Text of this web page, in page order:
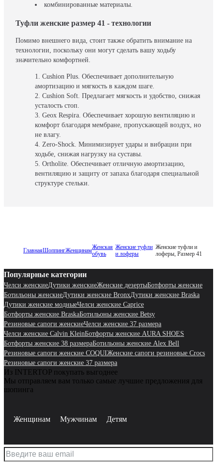
комбинированные материалы.
Туфли женские размер 41 - технологии
Помимо внешнего вида, стоит также обратить внимание на
технологии, поскольку они могут сделать вашу ходьбу
значительно комфортней.
Cushion Plus. Обеспечивает дополнительную
амортизацию и мягкость в каждом шаге.
Cushion Soft. Предлагает мягкость и удобство, снижая
усталость стоп.
Geox Respira. Обеспечивает хорошую вентиляцию и
комфорт благодаря мембране, пропускающей воздух, но
не влагу.
Zero-Shock. Минимизирует удары и вибрации при
ходьбе, снижая нагрузку на суставы.
Ortholite. Обеспечивает отличную амортизацию,
вентиляцию и защиту от запаха благодаря специальной
структуре стельки.
ГлавнаяШоппингЖенщинамЖенская
обувь
Женские туфли
и лоферы
Женские туфли и
лоферы, Размер 41
Популярные категории
Челси женскиеДутики женскиеЖенские дезертыБотфорты женские
Ботильоны женскиеДутики женские BronxДутики женские Braska
Дутики женские модныеЧелси женские Caprice
Ботфорты женские BraskaБотильоны женские Betsy
Резиновые сапоги женскиеЧелси женские 37 размера
Челси женские Calvin KleinБотфорты женские AURA SHOES
Ботфорты женские 38 размераБотильоны женские Alex Bell
Резиновые сапоги женские COQUIЖенские сапоги резиновые Crocs
Резиновые сапоги женские 37 размера
Из INTERTOP покупать выгоднее
Мы отправляем вам только самые лучшие предложения для
шопинга
Женщинам Мужчинам Детям